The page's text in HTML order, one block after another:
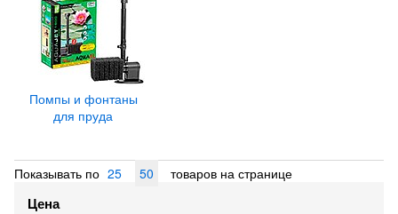
Помпы и фонтаны
для пруда
Показывать по 25 50 товаров на странице
Цена